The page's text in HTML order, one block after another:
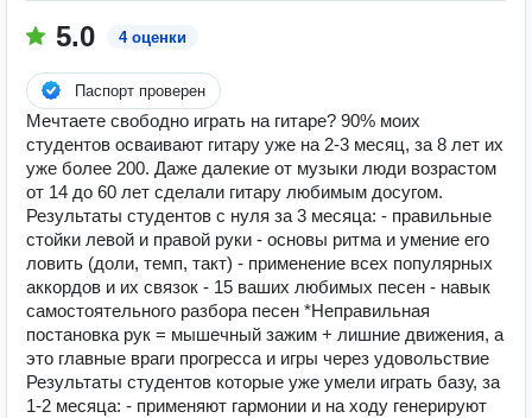
5.0 4 оценки
Паспорт проверен
Мечтаете свободно играть на гитаре? 90% моих
студентов осваивают гитару уже на 2-3 месяц, за 8 лет их
уже более 200. Даже далекие от музыки люди возрастом
от 14 до 60 лет сделали гитару любимым досугом.
Результаты студентов с нуля за 3 месяца: - правильные
стойки левой и правой руки - основы ритма и умение его
ловить (доли, темп, такт) - применение всех популярных
аккордов и их связок - 15 ваших любимых песен - навык
самостоятельного разбора песен *Неправильная
постановка рук = мышечный зажим + лишние движения, а
это главные враги прогресса и игры через удовольствие
Результаты студентов которые уже умели играть базу, за
1-2 месяца: - применяют гармонии и на ходу генерируют